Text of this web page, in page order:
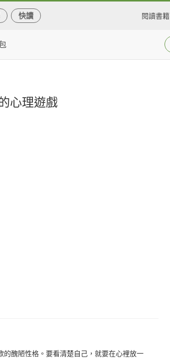
快讀 閱讀書籍
心理遊戲
醜陋性格。要看清楚自己，就要在心裡放一